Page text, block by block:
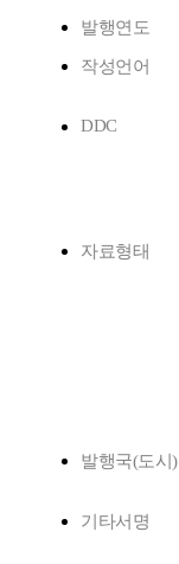
발행연도
작성언어
DDC
자료형태
발행국(도시)
기타서명